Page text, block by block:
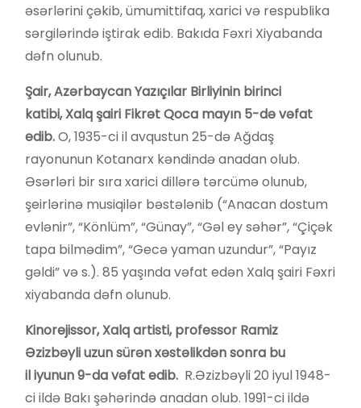
əsərlərini çəkib, ümumittifaq, xarici və respublika
sərgilərində iştirak edib. Bakıda Fəxri Xiyabanda
dəfn olunub.
Şair, Azərbaycan Yazıçılar Birliyinin birinci
katibi,Xalq şairi Fikrət Qoca mayın 5-də vəfat
edib.O, 1935-ci il avqustun 25-də Ağdaş
rayonunun Kotanarx kəndində anadan olub.
Əsərləri bir sıra xarici dillərə tərcümə olunub,
şeirlərinə musiqilər bəstələnib (“Anacan dostum
evlənir”, “Könlüm”, “Günay”, “Gəl ey səhər”, “Çiçək
tapa bilmədim”, “Gecə yaman uzundur”, “Payız
gəldi” və s.). 85 yaşında vəfat edən Xalq şairi Fəxri
xiyabanda dəfn olunub.
Kinorejissor, Xalq artisti, professor Ramiz
Əzizbəyli uzun sürən xəstəlikdənsonra bu
iliyunun 9-da vəfat edib. R.Əzizbəyli 20 iyul 1948-
ci ildə Bakı şəhərində anadan olub. 1991-ci ildə